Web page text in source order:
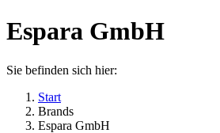
Espara GmbH
Sie befinden sich hier:
Start
Brands
Espara GmbH